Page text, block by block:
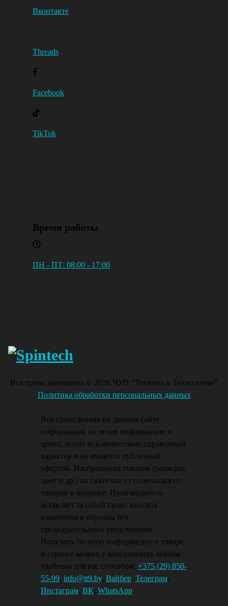
Вконтакте
Threads
Facebook
TikTok
Время работы
ПН - ПТ: 08:00 - 17:00
Все права защищены © 2026 ЧУП "Техника и Технологии"
Политика обработки персональных данных
Вся приведенная на данном сайте
информация, включая информацию о
ценах, носит исключительно справочный
характер и не является публичной
офертой. Изображения товаров (размеры,
цвет и др.) на сайте могут отличаться от
товаров в продаже. Производитель
оставляет за собой право вносить
изменения в образцы без
предварительного уведомления.
Получить полную информацию о товаре
и сервисе можно у консультанта любым
удобным для вас способом: +375 (29) 850-
55-99, info@tt9.by, Вайбер, Телеграм,
Инстаграм, ВК, WhatsApp.